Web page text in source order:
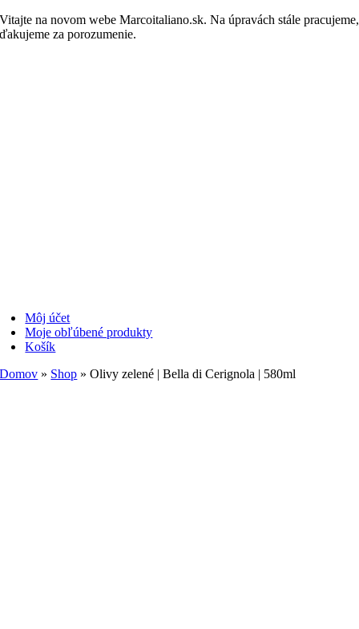
Skip
to
Vitajte na novom webe Marcoitaliano.sk. Na úpravách stále pracujeme,
ďakujeme za porozumenie.
Môj účet
Moje obľúbené produkty
Košík
Domov » Shop »Olivy zelené | Bella di Cerignola | 580ml